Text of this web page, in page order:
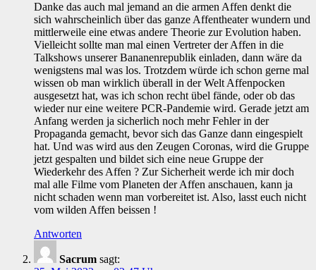
Danke das auch mal jemand an die armen Affen denkt die
sich wahrscheinlich über das ganze Affentheater wundern und
mittlerweile eine etwas andere Theorie zur Evolution haben.
Vielleicht sollte man mal einen Vertreter der Affen in die
Talkshows unserer Bananenrepublik einladen, dann wäre da
wenigstens mal was los. Trotzdem würde ich schon gerne mal
wissen ob man wirklich überall in der Welt Affenpocken
ausgesetzt hat, was ich schon recht übel fände, oder ob das
wieder nur eine weitere PCR-Pandemie wird. Gerade jetzt am
Anfang werden ja sicherlich noch mehr Fehler in der
Propaganda gemacht, bevor sich das Ganze dann eingespielt
hat. Und was wird aus den Zeugen Coronas, wird die Gruppe
jetzt gespalten und bildet sich eine neue Gruppe der
Wiederkehr des Affen ? Zur Sicherheit werde ich mir doch
mal alle Filme vom Planeten der Affen anschauen, kann ja
nicht schaden wenn man vorbereitet ist. Also, lasst euch nicht
vom wilden Affen beissen !
Antworten
Sacrum sagt: